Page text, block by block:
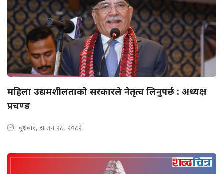
महिला उद्यमशीलताको सरकारले नेतृत्व लिनुपर्छ : अध्यक्ष
प्रचण्ड
बुधबार, साउन २८, २०८२